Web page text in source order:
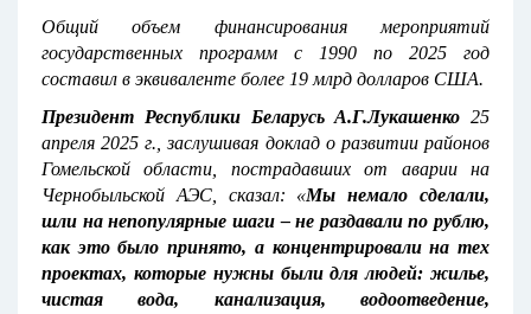
Общий объем финансирования мероприятий
государственных программ с 1990 по 2025 год
составил в эквиваленте более 19 млрд долларов США.
Президент Республики Беларусь А.Г.Лукашенко 25
апреля 2025 г., заслушивая доклад о развитии районов
Гомельской области, пострадавших от аварии на
Чернобыльской АЭС, сказал: «Мы немало сделали,
шли нанепопулярные шаги – не раздавали по рублю,
как это было принято, а концентрировали на тех
проектах, которые нужны были для людей: жилье,
чистая вода, канализация, водоотведение,